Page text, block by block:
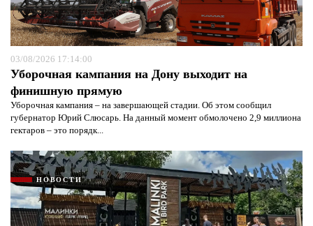
03/08/2026 17:14:00
Уборочная кампания на Дону выходит на
финишную прямую
Уборочная кампания – на завершающей стадии. Об этом сообщил
губернатор Юрий Слюсарь. На данный момент обмолочено 2,9 миллиона
гектаров – это порядк...
НОВОСТИ